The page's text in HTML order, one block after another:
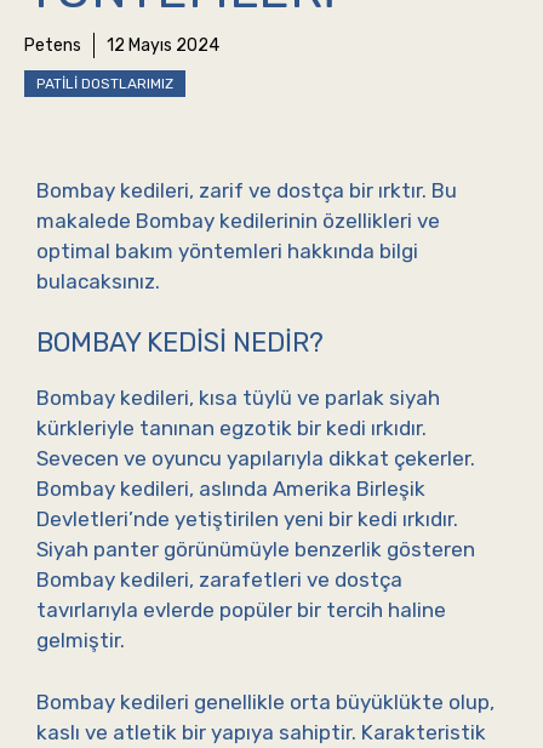
Petens 12 Mayıs 2024
PATILI DOSTLARIMIZ
Bombay kedileri, zarif ve dostça bir ırktır. Bu
makalede Bombay kedilerinin özellikleri ve
optimal bakım yöntemleri hakkında bilgi
bulacaksınız.
BOMBAY KEDISI NEDIR?
Bombay kedileri, kısa tüylü ve parlak siyah
kürkleriyle tanınan egzotik bir kedi ırkıdır.
Sevecen ve oyuncu yapılarıyla dikkat çekerler.
Bombay kedileri, aslında Amerika Birleşik
Devletleri’nde yetiştirilen yeni bir kedi ırkıdır.
Siyah panter görünümüyle benzerlik gösteren
Bombay kedileri, zarafetleri ve dostça
tavırlarıyla evlerde popüler bir tercih haline
gelmiştir.
Bombay kedileri genellikle orta büyüklükte olup,
kaslı ve atletik bir yapıya sahiptir. Karakteristik